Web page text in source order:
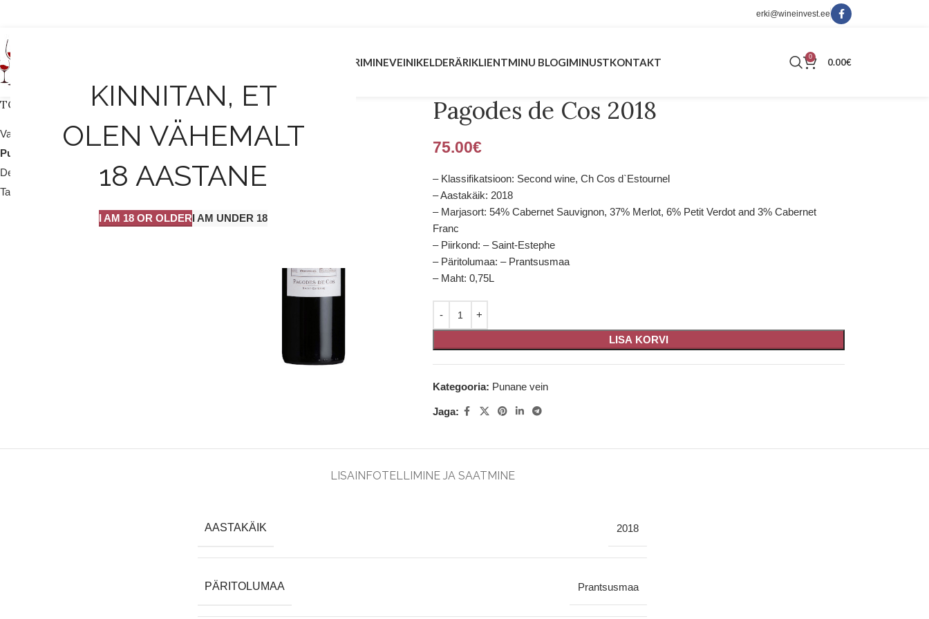
KINNITAN, ET
OLEN VÄHEMALT
18 AASTANE
I AM 18 OR OLDERI AM UNDER 18
erki@wineinvest.ee
INVESTEERIMINEVEINIKELDERÄRIKLIENTMINU BLOGIMINUSTKONTAKT 0 0.00€
TOOTEKATEGOORIAD
Valge vein / mull 25
Punane vein
Dessert vein 9
Tarvikud
Pagodes de Cos 2018
75.00€
– Klassifikatsioon: Second wine, Ch Cos d`Estournel
– Aastakäik: 2018
– Marjasort: 54% Cabernet Sauvignon, 37% Merlot, 6% Petit Verdot and 3% Cabernet
Franc
– Piirkond: – Saint-Estephe
– Päritolumaa: – Prantsusmaa
– Maht: 0,75L
LISA KORVI
Kategooria: Punane vein
Jaga:
LISAINFOTELLIMINE JA SAATMINE
AASTAKÄIK 2018
PÄRITOLUMAA Prantsusmaa